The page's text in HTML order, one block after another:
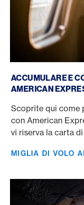
ACCUMULARE E
AMERICAN
Scoprite qui come
con American
vi riserva la carta
MIGLIA DI VOLO